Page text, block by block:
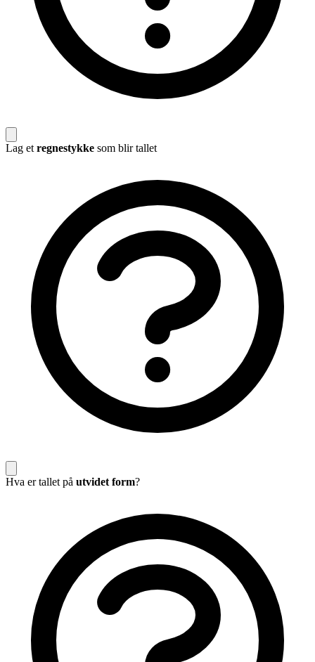
Lag etregnestykke som blir tallet
Hva er tallet på utvidet form?